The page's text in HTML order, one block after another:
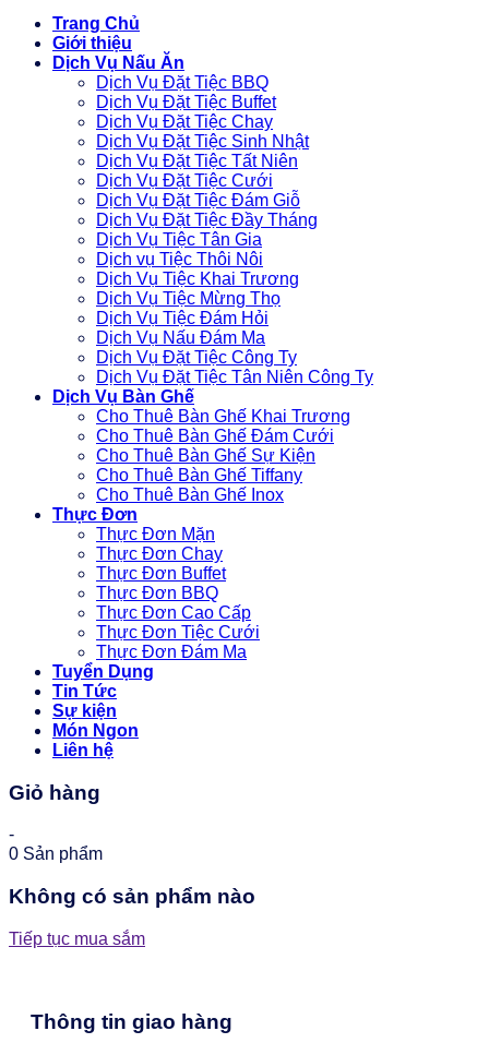
Trang Chủ
Giới thiệu
Dịch Vụ Nấu Ăn
Dịch Vụ Đặt Tiệc BBQ
Dịch Vụ Đặt Tiệc Buffet
Dịch Vụ Đặt Tiệc Chay
Dịch Vụ Đặt Tiệc Sinh Nhật
Dịch Vụ Đặt Tiệc Tất Niên
Dịch Vụ Đặt Tiệc Cưới
Dịch Vụ Đặt Tiệc Đám Giỗ
Dịch Vụ Đặt Tiệc Đầy Tháng
Dịch Vụ Tiệc Tân Gia
Dịch vụ Tiệc Thôi Nôi
Dịch Vụ Tiệc Khai Trương
Dịch Vụ Tiệc Mừng Thọ
Dịch Vụ Tiệc Đám Hỏi
Dịch Vụ Nấu Đám Ma
Dịch Vụ Đặt Tiệc Công Ty
Dịch Vụ Đặt Tiệc Tân Niên Công Ty
Dịch Vụ Bàn Ghế
Cho Thuê Bàn Ghế Khai Trương
Cho Thuê Bàn Ghế Đám Cưới
Cho Thuê Bàn Ghế Sự Kiện
Cho Thuê Bàn Ghế Tiffany
Cho Thuê Bàn Ghế Inox
Thực Đơn
Thực Đơn Mặn
Thực Đơn Chay
Thực Đơn Buffet
Thực Đơn BBQ
Thực Đơn Cao Cấp
Thực Đơn Tiệc Cưới
Thực Đơn Đám Ma
Tuyển Dụng
Tin Tức
Sự kiện
Món Ngon
Liên hệ
Giỏ hàng
-
0 Sản phẩm
Không có sản phẩm nào
Tiếp tục mua sắm
Thông tin giao hàng